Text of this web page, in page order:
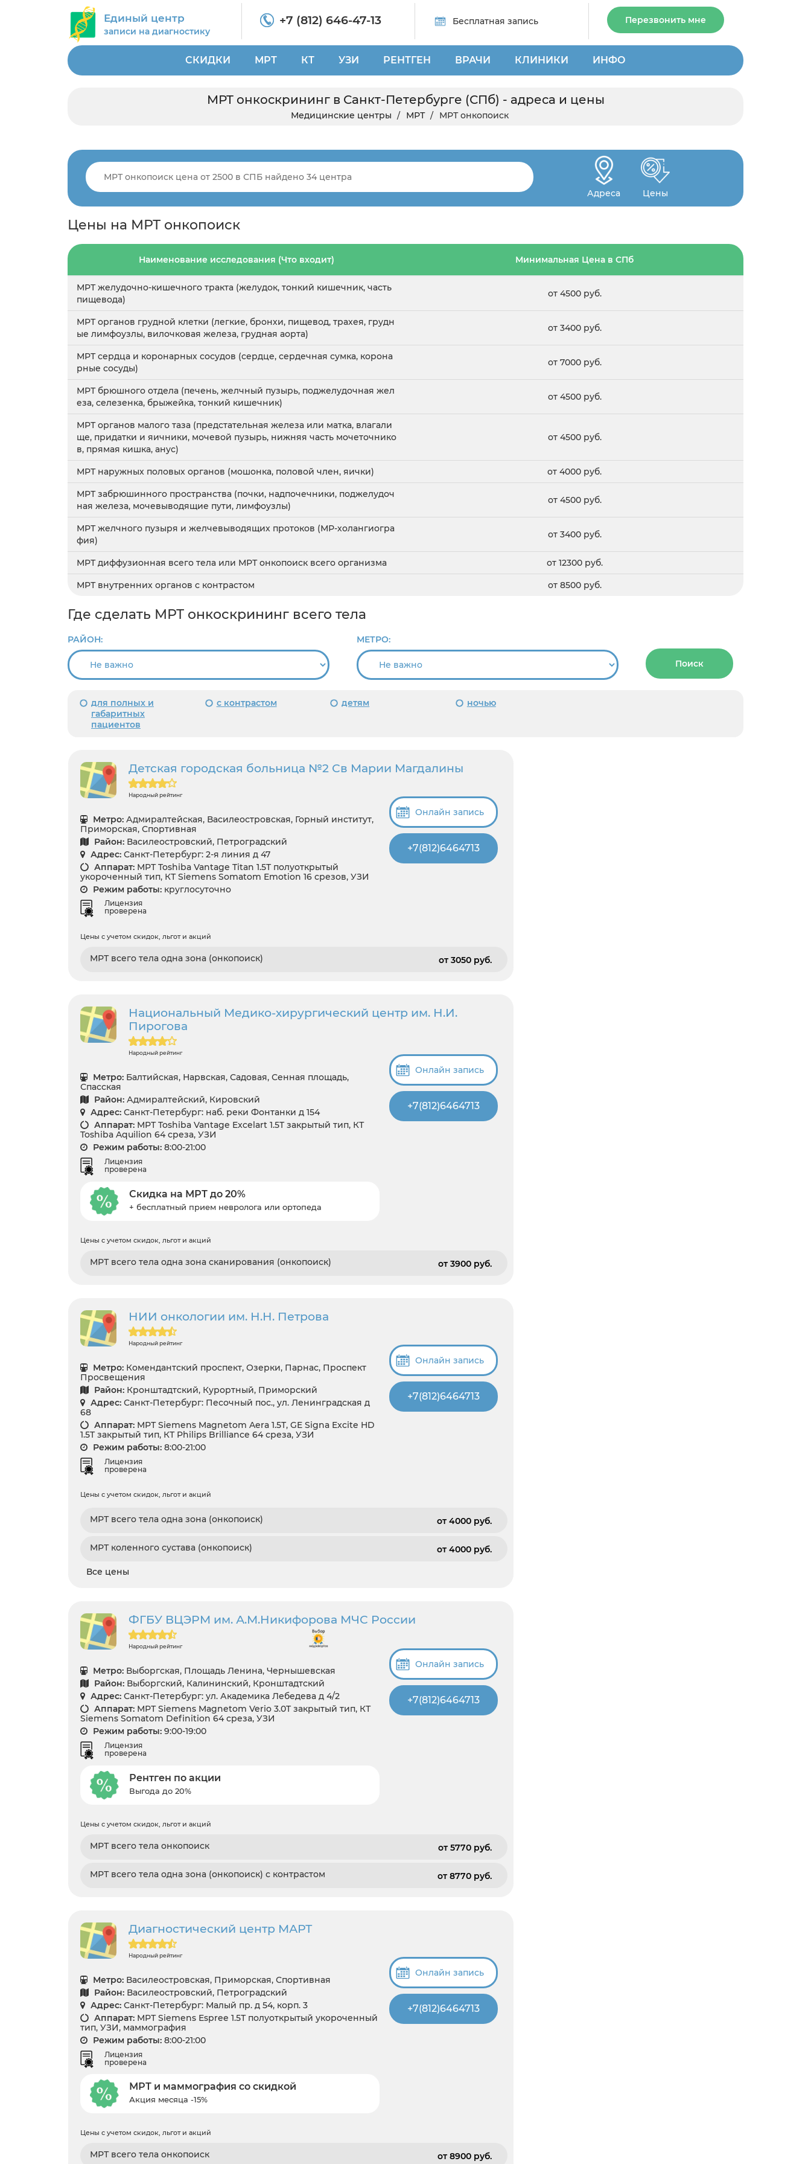
Единый центр
записи на диагностику
+7 (812) 646-47-13 Бесплатная запись Перезвонить мне
СКИДКИ МРТ КТ УЗИ РЕНТГЕН ВРАЧИ КЛИНИКИ ИНФО
МРТ онкоскрининг в Санкт-Петербурге (СПб) - адреса и цены
Медицинские центры МРТ МРТ онкопоиск
Адреса Цены
Цены на МРТ онкопоиск
Наименование исследования (Что входит) Минимальная Цена в СПб
МРТ желудочно-кишечного тракта (желудок, тонкий кишечник, часть
пищевода)
от 4500 руб.
МРТ органов грудной клетки (легкие, бронхи, пищевод, трахея, грудн
ые лимфоузлы, вилочковая железа, грудная аорта)
от 3400 руб.
МРТ сердца и коронарных сосудов (сердце, сердечная сумка, корона
рные сосуды)
от 7000 руб.
МРТ брюшного отдела (печень, желчный пузырь, поджелудочная жел
еза, селезенка, брыжейка, тонкий кишечник)
от 4500 руб.
МРТ органов малого таза (предстательная железа или матка, влагали
ще, придатки и яичники, мочевой пузырь, нижняя часть мочеточнико
в, прямая кишка, анус)
от 4500 руб.
МРТ наружных половых органов (мошонка, половой член, яички) от 4000 руб.
МРТ забрюшинного пространства (почки, надпочечники, поджелудоч
ная железа, мочевыводящие пути, лимфоузлы)
от 4500 руб.
МРТ желчного пузыря и желчевыводящих протоков (МР-холангиогра
фия)
от 3400 руб.
МРТ диффузионная всего тела или МРТ онкопоиск всего организма от 12300 руб.
МРТ внутренних органов с контрастом от 8500 руб.
Где сделать МРТ онкоскрининг всего тела
РАЙОН: МЕТРО:
Поиск
для полных и
габаритных
пациентов
с контрастом детям ночью
Детская городская больница №2 Св Марии Магдалины
Народный рейтинг
Метро: Адмиралтейская, Василеостровская, Горный институт,
Приморская, Спортивная
Район: Василеостровский, Петроградский
Адрес: Санкт-Петербург: 2-я линия д 47
Аппарат: МРТ Toshiba Vantage Titan 1.5T полуоткрытый
укороченный тип, КТ Siemens Somatom Emotion 16 срезов, УЗИ
Режим работы: круглосуточно
Лицензия
проверена
Онлайн запись
+7(812)6464713
Цены с учетом скидок, льгот и акций
МРТ всего тела одна зона (онкопоиск) от 3050 pуб.
Национальный Медико-хирургический центр им. Н.И.
Пирогова
Народный рейтинг
Метро: Балтийская, Нарвская, Садовая, Сенная площадь,
Спасская
Район: Адмиралтейский, Кировский
Адрес: Санкт-Петербург: наб. реки Фонтанки д 154
Аппарат: МРТ Toshiba Vantage Excelart 1.5T закрытый тип, КТ
Toshiba Aquilion 64 среза, УЗИ
Режим работы: 8:00-21:00
Лицензия
проверена
Скидка на МРТ до 20%
+ бесплатный прием невролога или ортопеда
Онлайн запись
+7(812)6464713
Цены с учетом скидок, льгот и акций
МРТ всего тела одна зона сканирования (онкопоиск) от 3900 pуб.
НИИ онкологии им. Н.Н. Петрова
Народный рейтинг
Метро: Комендантский проспект, Озерки, Парнас, Проспект
Просвещения
Район: Кронштадтский, Курортный, Приморский
Адрес: Санкт-Петербург: Песочный пос., ул. Ленинградская д
68
Аппарат: МРТ Siemens Magnetom Aera 1.5T, GE Signa Excite HD
1.5T закрытый тип, КТ Philips Brilliance 64 среза, УЗИ
Режим работы: 8:00-21:00
Лицензия
проверена
Онлайн запись
+7(812)6464713
Цены с учетом скидок, льгот и акций
МРТ всего тела одна зона (онкопоиск) от 4000 pуб.
МРТ коленного сустава (онкопоиск) от 4000 pуб.
Все цены
ФГБУ ВЦЭРМ им. А.М.Никифорова МЧС России
Народный рейтинг
Метро: Выборгская, Площадь Ленина, Чернышевская
Район: Выборгский, Калининский, Кронштадтский
Адрес: Санкт-Петербург: ул. Академика Лебедева д 4/2
Аппарат: МРТ Siemens Magnetom Verio 3.0T закрытый тип, КТ
Siemens Somatom Definition 64 среза, УЗИ
Режим работы: 9:00-19:00
Лицензия
проверена
Рентген по акции
Выгода до 20%
Онлайн запись
+7(812)6464713
Цены с учетом скидок, льгот и акций
МРТ всего тела онкопоиск от 5770 pуб.
МРТ всего тела одна зона (онкопоиск) с контрастом от 8770 pуб.
Диагностический центр МАРТ
Народный рейтинг
Метро: Василеостровская, Приморская, Спортивная
Район: Василеостровский, Петроградский
Адрес: Санкт-Петербург: Малый пр. д 54, корп. 3
Аппарат: МРТ Siemens Espree 1.5Т полуоткрытый укороченный
тип, УЗИ, маммография
Режим работы: 8:00-21:00
Лицензия
проверена
МРТ и маммография со скидкой
Акция месяца -15%
Онлайн запись
+7(812)6464713
Цены с учетом скидок, льгот и акций
МРТ всего тела онкопоиск от 8900 pуб.